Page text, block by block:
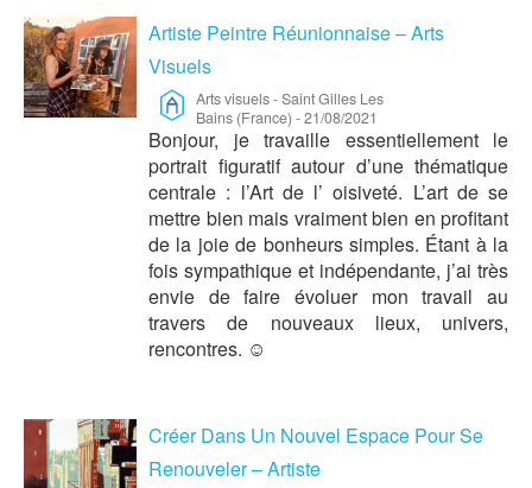
Artiste Peintre Réunionnaise – Arts
Visuels
Arts visuels-Saint Gilles Les
Bains (France) -21/08/2021
Bonjour, je travaille essentiellement le
portrait figuratif autour d’une thématique
centrale : l’Art de l’ oisiveté. L’art de se
mettre bien mais vraiment bien en profitant
de la joie de bonheurs simples. Étant à la
fois sympathique et indépendante, j’ai très
envie de faire évoluer mon travail au
travers de nouveaux lieux, univers,
rencontres. ☺️
Créer Dans Un Nouvel Espace Pour Se
Renouveler – Artiste